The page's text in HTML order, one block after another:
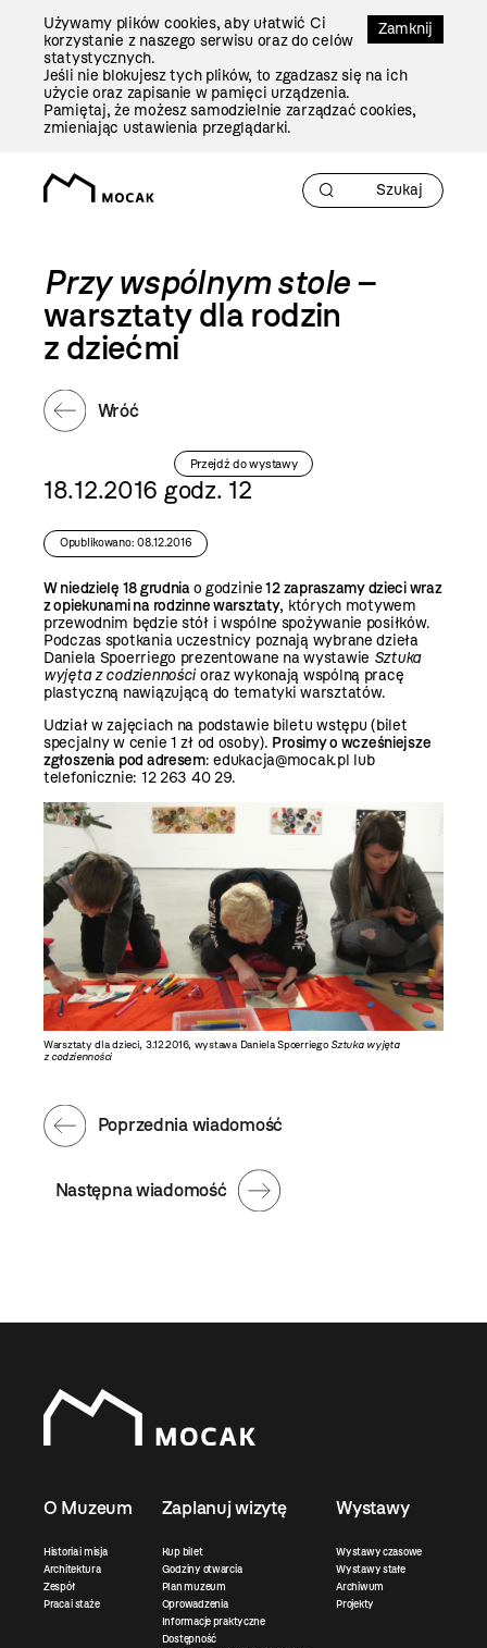
Zamknij
Używamy plików cookies, aby ułatwić Ci
korzystanie z naszego serwisu oraz do celów
statystycznych.
Jeśli nie blokujesz tych plików, to zgadzasz się na ich
użycie oraz zapisanie w pamięci urządzenia.
Pamiętaj, że możesz samodzielnie zarządzać cookies,
zmieniając ustawienia przeglądarki.
Przy wspólnym stole–
warsztaty dla rodzin
z dziećmi
Wróć
Przejdź do wystawy
18.12.2016 godz. 12
Opublikowano: 08.12.2016
W niedzielę 18 grudniao godzinie12 zapraszamy dzieci wraz
z opiekunami na rodzinne warsztaty, których motywem
przewodnim będzie stół i wspólne spożywanie posiłków.
Podczas spotkania uczestnicy poznają wybrane dzieła
Daniela Spoerriego prezentowane na wystawie Sztuka
wyjęta z codziennościoraz wykonają wspólną pracę
plastyczną nawiązującą do tematyki warsztatów.
Udział w zajęciach na podstawie biletu wstępu (bilet
specjalny w cenie 1 zł od osoby). Prosimy o wcześniejsze
zgłoszenia pod adresem: edukacja@mocak.pl lub
telefonicznie: 12 263 40 29.
Warsztaty dla dzieci, 3.12.2016, wystawa Daniela Spoerriego Sztuka wyjęta
z codzienności
Następna wiadomość
Poprzednia wiadomość
O Muzeum
Historia i misja
Architektura
Zespół
Praca i staże
Zaplanuj wizytę
Kup bilet
Godziny otwarcia
Plan muzeum
Oprowadzenia
Informacje praktyczne
Dostępność
Wystawy
Wystawy czasowe
Wystawy stałe
Archiwum
Projekty